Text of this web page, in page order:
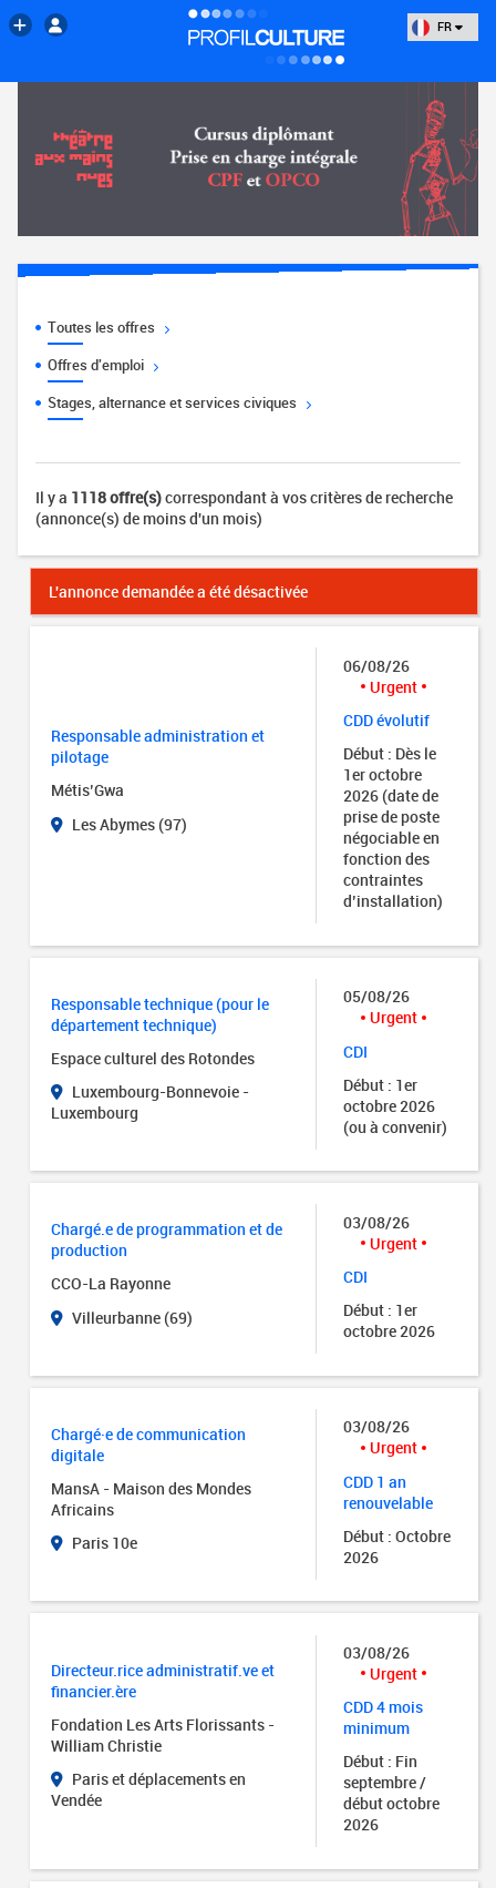
FR
Toutes les offres
Offres d'emploi
Stages, alternance et services civiques
Il y a 1118 offre(s)correspondant à vos critères de recherche
(annonce(s) de moins d'un mois)
L'annonce demandée a été désactivée
Responsable administration et
pilotage
Métis’Gwa
Les Abymes (97)
06/08/26
Urgent
CDD évolutif
Début : Dès le
1er octobre
2026 (date de
prise de poste
négociable en
fonction des
contraintes
d’installation)
Responsable technique (pour le
département technique)
Espace culturel des Rotondes
Luxembourg-Bonnevoie -
Luxembourg
05/08/26
Urgent
CDI
Début : 1er
octobre 2026
(ou à convenir)
Chargé.e de programmation et de
production
CCO-La Rayonne
Villeurbanne (69)
03/08/26
Urgent
CDI
Début : 1er
octobre 2026
Chargé·e de communication
digitale
MansA - Maison des Mondes
Africains
Paris 10e
03/08/26
Urgent
CDD 1 an
renouvelable
Début : Octobre
2026
Directeur.rice administratif.ve et
financier.ère
Fondation Les Arts Florissants -
William Christie
Paris et déplacements en
Vendée
03/08/26
Urgent
CDD 4 mois
minimum
Début : Fin
septembre /
début octobre
2026